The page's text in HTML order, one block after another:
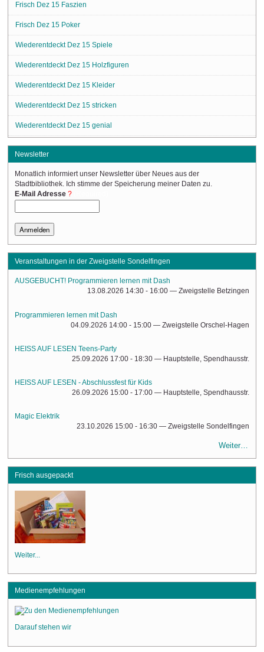
Frisch Dez 15 Faszien
Frisch Dez 15 Poker
Wiederentdeckt Dez 15 Spiele
Wiederentdeckt Dez 15 Holzfiguren
Wiederentdeckt Dez 15 Kleider
Wiederentdeckt Dez 15 stricken
Wiederentdeckt Dez 15 genial
Newsletter
Monatlich informiert unser Newsletter über Neues aus der
Stadtbibliothek. Ich stimme der Speicherung meiner Daten zu.
E-Mail Adresse
Veranstaltungen in der Zweigstelle Sondelfingen
AUSGEBUCHT! Programmieren lernen mit Dash
13.08.2026 14:30 - 16:00 — Zweigstelle Betzingen
Programmieren lernen mit Dash
04.09.2026 14:00 - 15:00 — Zweigstelle Orschel-Hagen
HEISS AUF LESEN Teens-Party
25.09.2026 17:00 - 18:30 — Hauptstelle, Spendhausstr.
HEISS AUF LESEN - Abschlussfest für Kids
26.09.2026 15:00 - 17:00 — Hauptstelle, Spendhausstr.
Magic Elektrik
23.10.2026 15:00 - 16:30 — Zweigstelle Sondelfingen
Weiter…
Frisch ausgepackt
Weiter...
Medienempfehlungen
Darauf stehen wir